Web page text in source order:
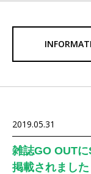
2019.05.31
雑誌GO OUT
掲載されました